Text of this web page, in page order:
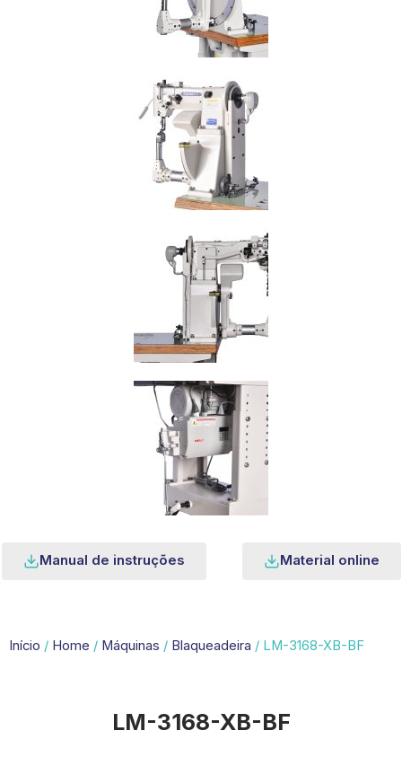
Manual de instruções Material online
Início / Home / Máquinas / Blaqueadeira / LM-3168-XB-BF
LM-3168-XB-BF